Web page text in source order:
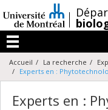
au
contenu
/
Menu
Accueil La recherche
Experts en :
Experts en :